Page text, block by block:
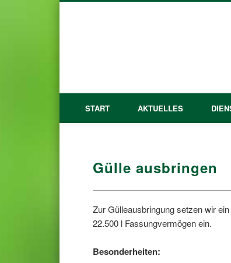
START AKTUELLES
Gülle ausbringen
Zur Gülleausbringung setzen wir ein
22.500 l Fassungvermögen ein.
Besonderheiten: